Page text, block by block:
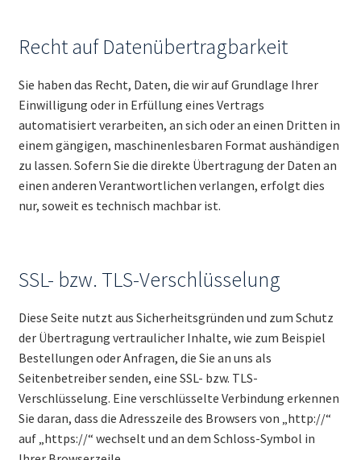
Recht auf Daten­übertrag­barkeit
Sie haben das Recht, Daten, die wir auf Grundlage Ihrer
Einwilligung oder in Erfüllung eines Vertrags
automatisiert verarbeiten, an sich oder an einen Dritten in
einem gängigen, maschinenlesbaren Format aushändigen
zu lassen. Sofern Sie die direkte Übertragung der Daten an
einen anderen Verantwortlichen verlangen, erfolgt dies
nur, soweit es technisch machbar ist.
SSL- bzw. TLS-Verschlüsselung
Diese Seite nutzt aus Sicherheitsgründen und zum Schutz
der Übertragung vertraulicher Inhalte, wie zum Beispiel
Bestellungen oder Anfragen, die Sie an uns als
Seitenbetreiber senden, eine SSL- bzw. TLS-
Verschlüsselung. Eine verschlüsselte Verbindung erkennen
Sie daran, dass die Adresszeile des Browsers von „http://“
auf „https://“ wechselt und an dem Schloss-Symbol in